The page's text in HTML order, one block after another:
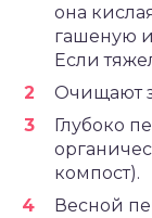
она
гашеную
Если
Очищают
Глубоко
компост).
Весной